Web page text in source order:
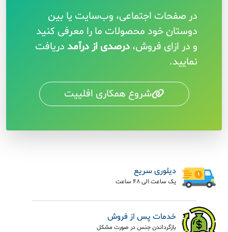
در صفحات اجتماعی، وب‌سایت یا بین
دوستان خود محصولات ما را معرفی کنید
و در ازای فروش، درصدی از درآمد دریافت
نمایید.
شروع همکاری افلییت
دیلوری سریع
یک ساعت الی 48 ساعت
خدمات پس از فروش
بازگرداندن جنس در صورت مشکل